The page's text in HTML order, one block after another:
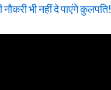
भी नहीं दे पाएंगे कुलपति!